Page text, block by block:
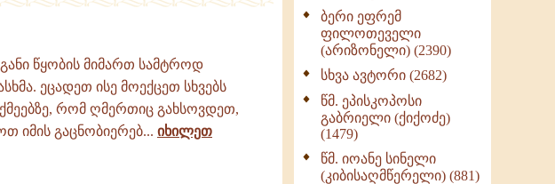
წყობის მიმართ სამტროდ
ეცადეთ ისე მოექცეთ სხვებს
რომ ღმერთიც გახსოვდეთ,
იმის გაცნობიერებ... იხილეთ
ქადაგებანი გაბრიელ
ეპისკოპოსისა - II ტომი
(370)
სულიერი ცხოვრების
სახელმძღვანელო -
ნაწილი II (369)
ღმერთი და ადამიანები
(287)
ბერის დიადემა (278)
ბერი ეფრემ
ფილოთეველი
(არიზონელი) (2390)
სხვა ავტორი (2682)
წმ. ეპისკოპოსი
გაბრიელი (ქიქოძე)
(1479)
წმ. იოანე სინელი
(კიბისაღმწერელი) (881)